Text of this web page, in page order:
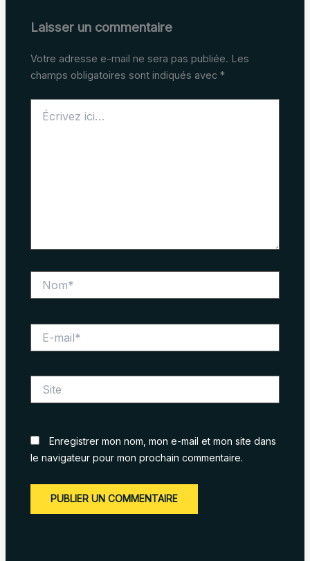
Laisser un commentaire
Votre adresse e-mail ne sera pas publiée. Les
champs obligatoires sont indiqués avec*
ici…
mail*
Enregistrer mon nom, mon e-mail et mon site dans
le navigateur pour mon prochain commentaire.